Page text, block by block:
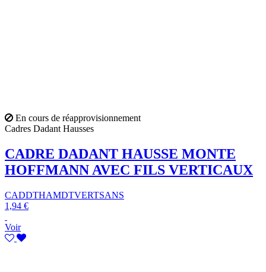
En cours de réapprovisionnement
Cadres Dadant Hausses
CADRE DADANT HAUSSE MONTE
HOFFMANN AVEC FILS VERTICAUX
CADDTHAMDTVERTSANS
1,94 €
Voir